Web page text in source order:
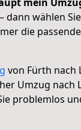
dann wählen
die
von Fürth nach
Umzug nach
problemlos